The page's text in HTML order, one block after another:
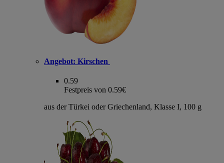
Angebot: Kirschen
0.59
Festpreis von 0.59€
aus der Türkei oder Griechenland, Klasse I, 100 g